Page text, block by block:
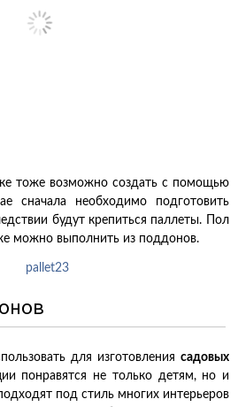
тоже возможно создать с помощью
сначала необходимо подготовить
будут крепиться паллеты. Пол
можно выполнить из поддонов.
для изготовления садовых
понравятся не только детям, но и
под стиль многих интерьеров